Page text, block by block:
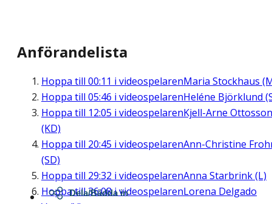
Anförandelista
Hoppa till 00:11 i videospelarenMaria Stockhaus
Hoppa till 05:46 i videospelarenHeléne Björklund
Hoppa till 12:05 i videospelarenKjell-Arne Ottosson
(KD)
Hoppa till 20:45 i videospelarenAnn-Christine
(SD)
Hoppa till 29:32 i videospelarenAnna Starbrink (L)
Hoppa till36:08i videospelarenLorena Delgado
Dela/Bädda in